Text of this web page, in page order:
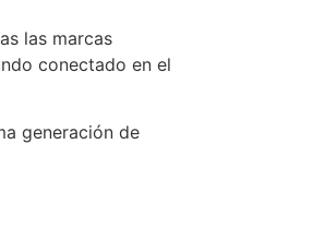
las marcas
conectado en el
generación de